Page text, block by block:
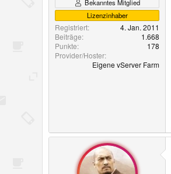
Bekanntes Mitglied
Lizenzinhaber
Registriert
4. Jan. 2011
Beiträge
1.668
Punkte
178
Provider/Hoster
Eigene vServer Farm